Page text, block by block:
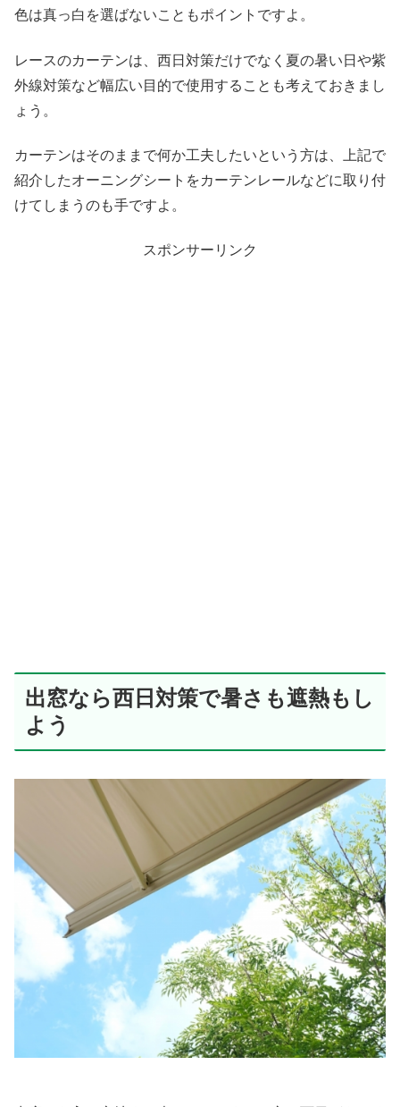
色は真っ白を選ばないこともポイントですよ。
レースのカーテンは、西日対策だけでなく夏の暑い日や紫
外線対策など幅広い目的で使用することも考えておきまし
ょう。
カーテンはそのままで何か工夫したいという方は、上記で
紹介したオーニングシートをカーテンレールなどに取り付
けてしまうのも手ですよ。
スポンサーリンク
出窓なら西日対策で暑さも遮熱もし
よう